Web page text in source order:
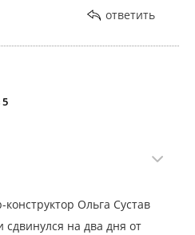
ответить
5
Ольга Сустав
сдвинулся на два дня от